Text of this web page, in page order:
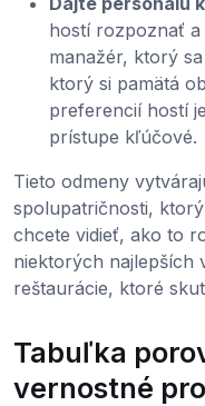
hostí rozpoznať
manažér, ktorý
ktorý si pamätá
preferencií hostí
prístupe kľúčové.
Tieto odmeny
spolupatričnosti,
chcete vidieť, ako to
niektorých najlepších
reštaurácie, ktoré
Tabuľka
vernostné